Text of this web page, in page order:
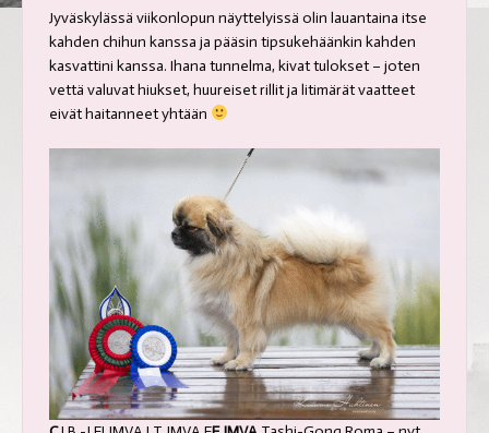
Jyväskylässä viikonlopun näyttelyissä olin lauantaina itse
kahden chihun kanssa ja pääsin tipsukehäänkin kahden
kasvattini kanssa. Ihana tunnelma, kivat tulokset – joten
vettä valuvat hiukset, huureiset rillit ja litimärät vaatteet
eivät haitanneet yhtään